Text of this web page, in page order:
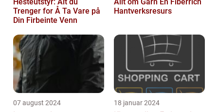
Trenger for Å Ta Vare på
Din Firbeinte Venn
Hantverksresurs
07 august 2024 18 januar 2024